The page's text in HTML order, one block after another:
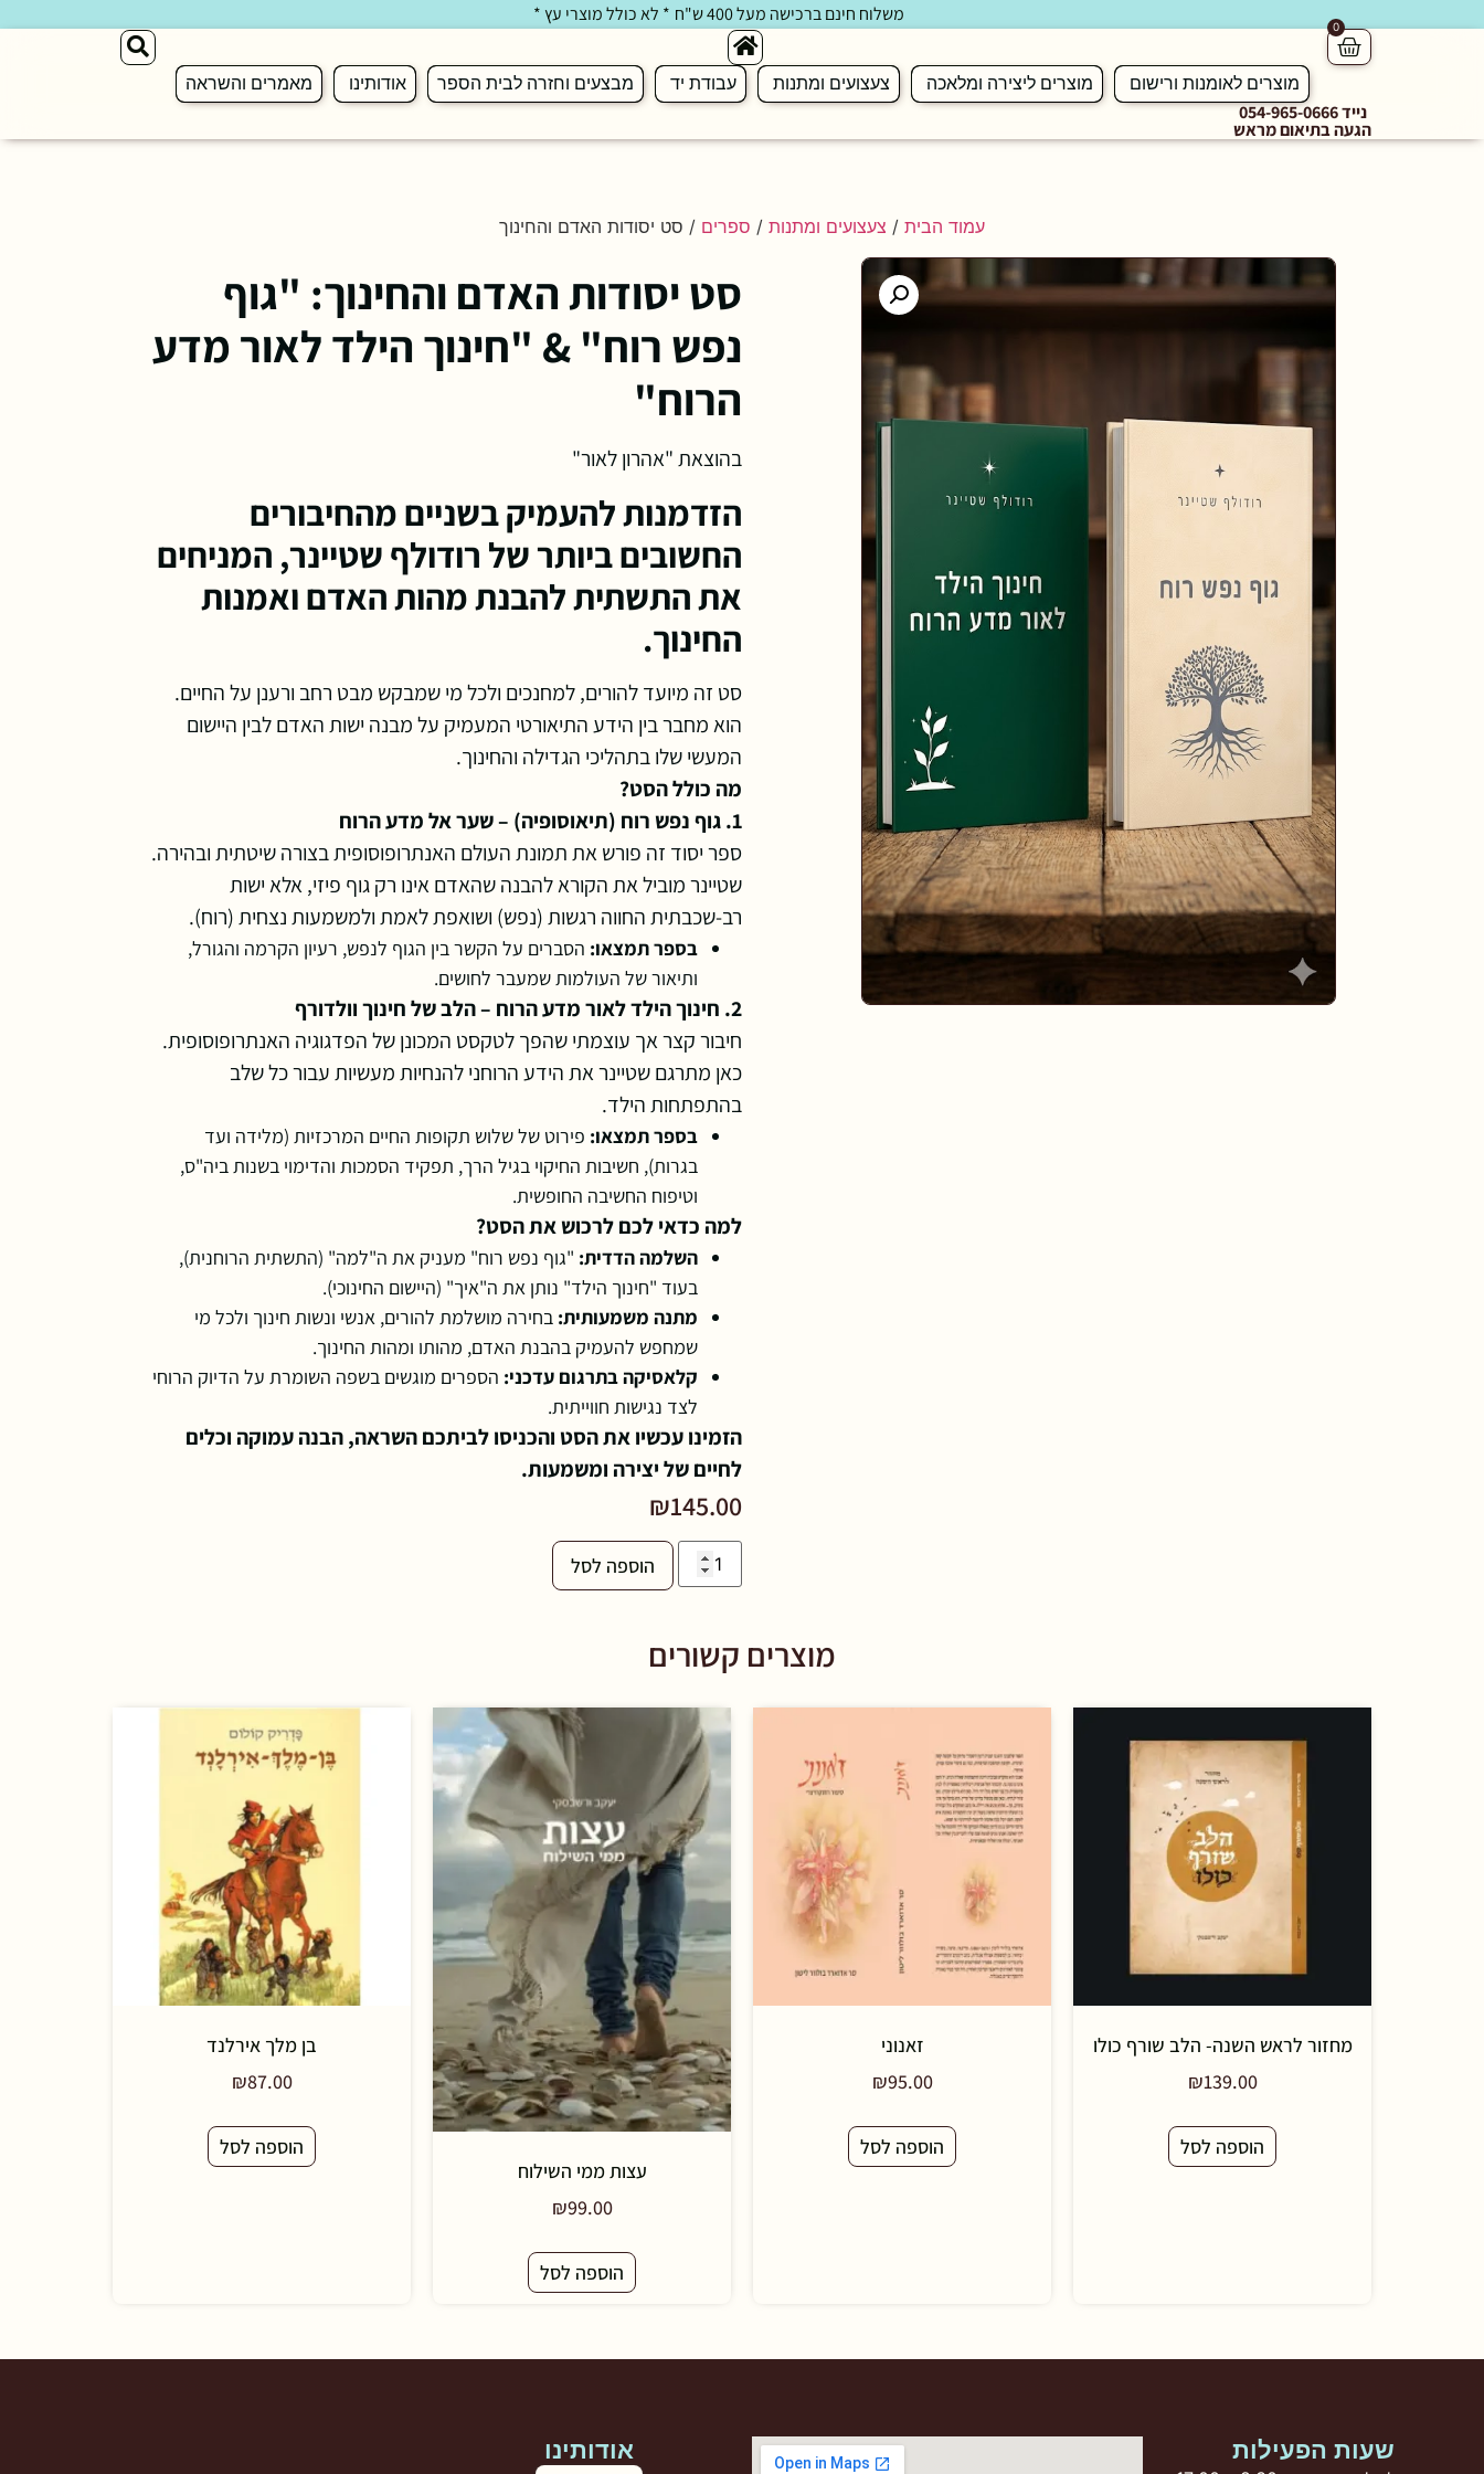
משלוח חינם ברכישה מעל 400 ש"ח * לא כולל מוצרי עץ *
0
מוצרים לאומנות ורישום מוצרים ליצירה ומלאכה צעצועים ומתנות עבודת יד מבצעים וחזרה לבית הספר אודותינו מאמרים והשראה
נייד 054-965-0666
הגעה בתיאום מראש
עמוד הבית / צעצועים ומתנות / ספרים / סט יסודות האדם והחינוך
סט יסודות האדם והחינוך: "גוף
נפש רוח" & "חינוך הילד לאור מדע
הרוח"
בהוצאת "אהרון לאור"
הזדמנות להעמיק בשניים מהחיבורים
החשובים ביותר של רודולף שטיינר, המניחים
את התשתית להבנת מהות האדם ואמנות
החינוך.
סט זה מיועד להורים, למחנכים ולכל מי שמבקש מבט רחב ורענן על החיים.
הוא מחבר בין הידע התיאורטי המעמיק על מבנה ישות האדם לבין היישום
המעשי שלו בתהליכי הגדילה והחינוך.
מה כולל הסט?
1. גוף נפש רוח (תיאוסופיה) – שער אל מדע הרוח
ספר יסוד זה פורש את תמונת העולם האנתרופוסופית בצורה שיטתית ובהירה.
שטיינר מוביל את הקורא להבנה שהאדם אינו רק גוף פיזי, אלא ישות
רב-שכבתית החווה רגשות (נפש) ושואפת לאמת ולמשמעות נצחית (רוח).
בספר תמצאו: הסברים על הקשר בין הגוף לנפש, רעיון הקרמה והגורל,
ותיאור של העולמות שמעבר לחושים.
2. חינוך הילד לאור מדע הרוח – הלב של חינוך וולדורף
חיבור קצר אך עוצמתי שהפך לטקסט המכונן של הפדגוגיה האנתרופוסופית.
כאן מתרגם שטיינר את הידע הרוחני להנחיות מעשיות עבור כל שלב
בהתפתחות הילד.
בספר תמצאו: פירוט של שלוש תקופות החיים המרכזיות (מלידה ועד
בגרות), חשיבות החיקוי בגיל הרך, תפקיד הסמכות והדימוי בשנות ביה"ס,
וטיפוח החשיבה החופשית.
למה כדאי לכם לרכוש את הסט?
השלמה הדדית: "גוף נפש רוח" מעניק את ה"למה" (התשתית הרוחנית),
בעוד "חינוך הילד" נותן את ה"איך" (היישום החינוכי).
מתנה משמעותית: בחירה מושלמת להורים, אנשי ונשות חינוך ולכל מי
שמחפש להעמיק בהבנת האדם, מהותו ומהות החינוך.
קלאסיקה בתרגום עדכני: הספרים מוגשים בשפה השומרת על הדיוק הרוחי
לצד נגישות חווייתית.
הזמינו עכשיו את הסט והכניסו לביתכם השראה, הבנה עמוקה וכלים
לחיים של יצירה ומשמעות.
₪145.00
הוספה לסל
מוצרים קשורים
מחזור לראש השנה- הלב שורף כולו
₪139.00
הוספה לסל
זאנוני
₪95.00
הוספה לסל
עצות ממי השילוח
₪99.00
הוספה לסל
בן מלך אירלנד
₪87.00
הוספה לסל
שעות הפעילות אודותינו